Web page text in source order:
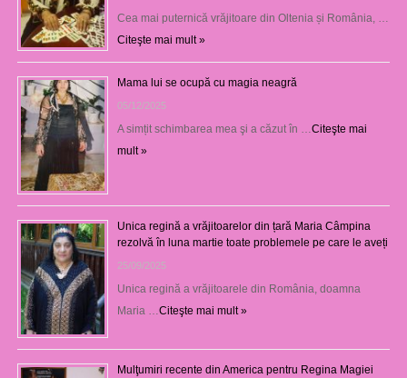
Cea mai puternică vrăjitoare din Oltenia și România, …
Citeşte mai mult »
Mama lui se ocupă cu magia neagră
05/12/2025
A simțit schimbarea mea şi a căzut în …Citeşte mai
mult »
Unica regină a vrăjitoarelor din țară Maria Câmpina
rezolvă în luna martie toate problemele pe care le aveți
25/09/2025
Unica regină a vrăjitoarele din România, doamna
Maria …Citeşte mai mult »
Mulţumiri recente din America pentru Regina Magiei